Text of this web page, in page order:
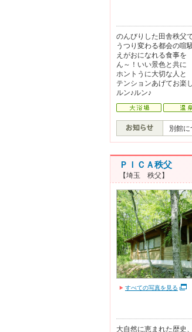
のんびりした田舎秩父
うつり変わる都会の喧
えがおになれる食事を
ん～！いい景色と共に
ホントうに大切な人と
テンションあげてお楽
ルン♪ルン♪
別館に
ＰＩＣＡ秩父
【埼玉 秩父】
すべての写真を見る
大自然に恵まれた歴史